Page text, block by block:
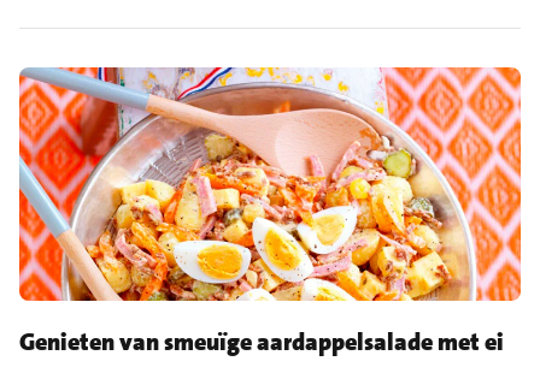
Genieten van smeuïge aardappelsalade met ei